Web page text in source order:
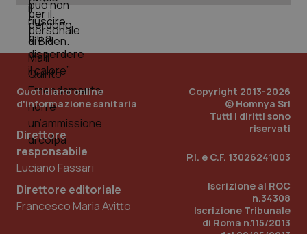
Quotidiano online
d'informazione sanitaria
Direttore
responsabile
Luciano Fassari
Direttore editoriale
Francesco Maria Avitto
Copyright 2013-2026
© Homnya Srl
Tutti i diritti sono
riservati
P.I. e C.F. 13026241003
Iscrizione al ROC
n.34308
Iscrizione Tribunale
di Roma n.115/2013